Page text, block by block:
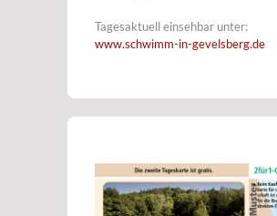
Tagesaktuell einsehbar unter:
www.schwimm-in-gevelsberg.de